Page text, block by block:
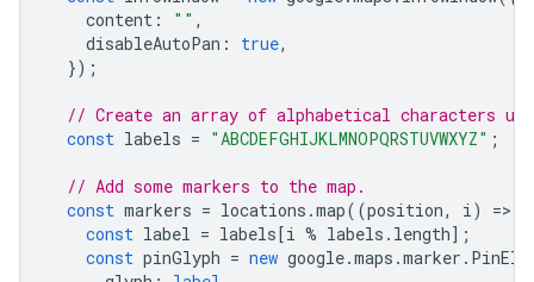
content : "" ,
disableAutoPan : true,
});
// Create an array of alphabetical characters
const labels = "ABCDEFGHIJKLMNOPQRSTUVWXYZ" ;
// Add some markers to the map.
const markers = locations .map((position, i) =>
const label = labels [i % labels . length];
const pinGlyph = new google.maps .marker .